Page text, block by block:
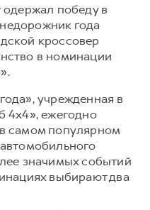
клиентов
победу в
года
кроссовер
в номинации
учрежденная в
4х4», ежегодно
самом популярном
значимых событий
выбирают два